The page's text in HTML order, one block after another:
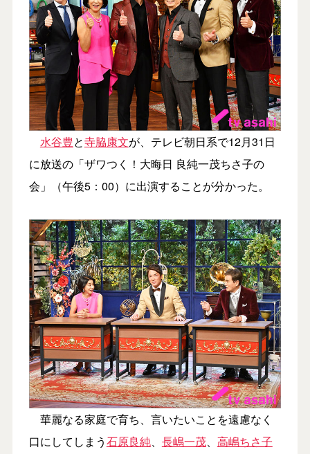
水谷豊と寺脇康文が、テレビ朝日系で12月31日
に放送の「ザワつく！大晦日 良純一茂ちさ子の
会」（午後5：00）に出演することが分かった。
華麗なる家庭で育ち、言いたいことを遠慮なく
口にしてしまう石原良純、 長嶋一茂、 高嶋ちさ子